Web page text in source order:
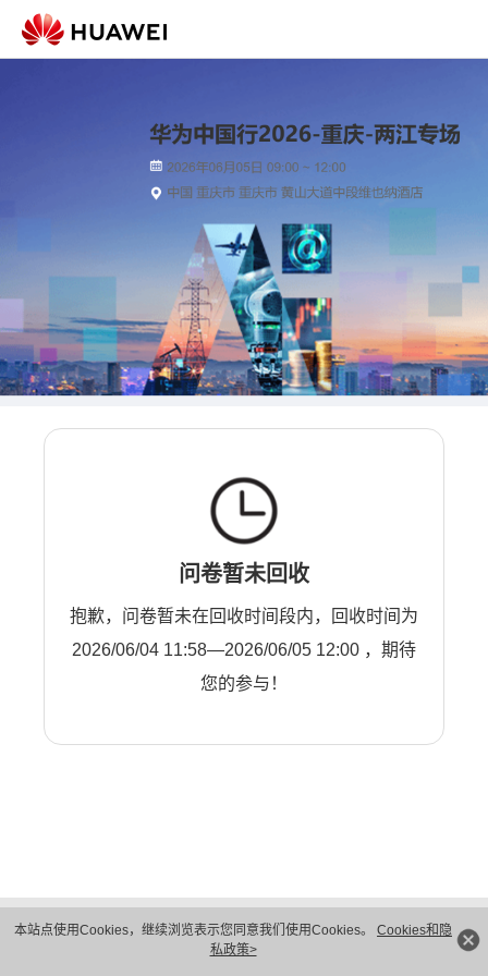
本站点使用Cookies，继续浏览表示您同意我们使用Cookies。 Cookies和隐
私政策>
问卷暂未回收
抱歉，问卷暂未在回收时间段内，回收时间为
2026/06/04 11:58—2026/06/05 12:00 ，期待
您的参与！
隐私保护
法律声明